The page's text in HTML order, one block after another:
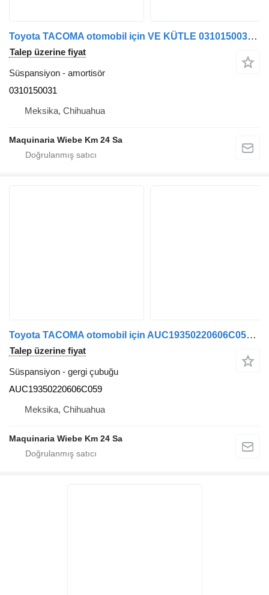
Toyota TACOMA otomobil için VE KÜTLE 0310150031 amortisör
Talep üzerine fiyat
Süspansiyon - amortisör
0310150031
Meksika, Chihuahua
Maquinaria Wiebe Km 24 Sa
Toyota TACOMA otomobil için AUC19350220606C059 gergi çubuğu
Talep üzerine fiyat
Süspansiyon - gergi çubuğu
AUC19350220606C059
Meksika, Chihuahua
Maquinaria Wiebe Km 24 Sa